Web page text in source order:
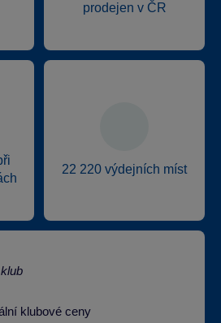
prodejen v ČR
22 220 výdejních míst
klubové ceny